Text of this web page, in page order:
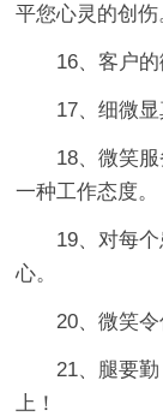
平您心灵的创伤
16、客户
17、细微显
18、微笑
一种工作态度。
19、对每
心。
20、微笑
21、腿要
上！